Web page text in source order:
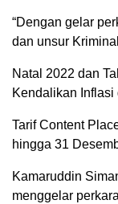
“Dengan gelar
dan unsur
Natal 2022 dan
Kendalikan
Tarif Content
hingga 31
Kamaruddin
menggelar